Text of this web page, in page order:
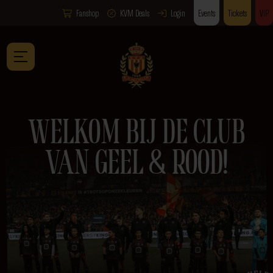
Fanshop KVM Deals Login Events Tickets VIP
WELKOM BIJ DE CLUB
VAN GEEL & ROOD!